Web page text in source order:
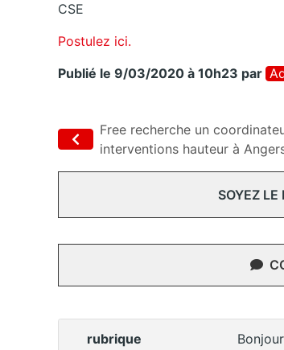
CSE
Postulez ici.
Publié le 9/03/2020 à 10h23 par
Free recherche un
interventions hauteur à
SOYEZ
rubrique